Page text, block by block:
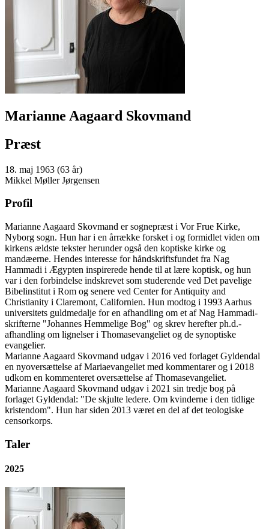
Marianne Aagaard Skovmand
Præst
18. maj 1963 (63 år)
Mikkel Møller Jørgensen
Profil
Marianne Aagaard Skovmand er sognepræst i Vor Frue Kirke,
Nyborg sogn. Hun har i en årrække forsket i og formidlet viden om
kirkens ældste tekster herunder også den koptiske kirke og
mandæerne. Hendes interesse for håndskriftsfundet fra Nag
Hammadi i Ægypten inspirerede hende til at lære koptisk, og hun
var i den forbindelse indskrevet som studerende ved Det pavelige
Bibelinstitut i Rom og senere ved Center for Antiquity and
Christianity i Claremont, Californien. Hun modtog i 1993 Aarhus
universitets guldmedalje for en afhandling om et af Nag Hammadi-
skrifterne "Johannes Hemmelige Bog" og skrev herefter ph.d.-
afhandling om lignelser i Thomasevangeliet og de synoptiske
evangelier.
Marianne Aagaard Skovmand udgav i 2016 ved forlaget Gyldendal
en nyoversættelse af Mariaevangeliet med kommentarer og i 2018
udkom en kommenteret oversættelse af Thomasevangeliet.
Marianne Aagaard Skovmand udgav i 2021 sin tredje bog på
forlaget Gyldendal: "De skjulte ledere. Om kvinderne i den tidlige
kristendom". Hun har siden 2013 været en del af det teologiske
censorkorps.
Taler
2025